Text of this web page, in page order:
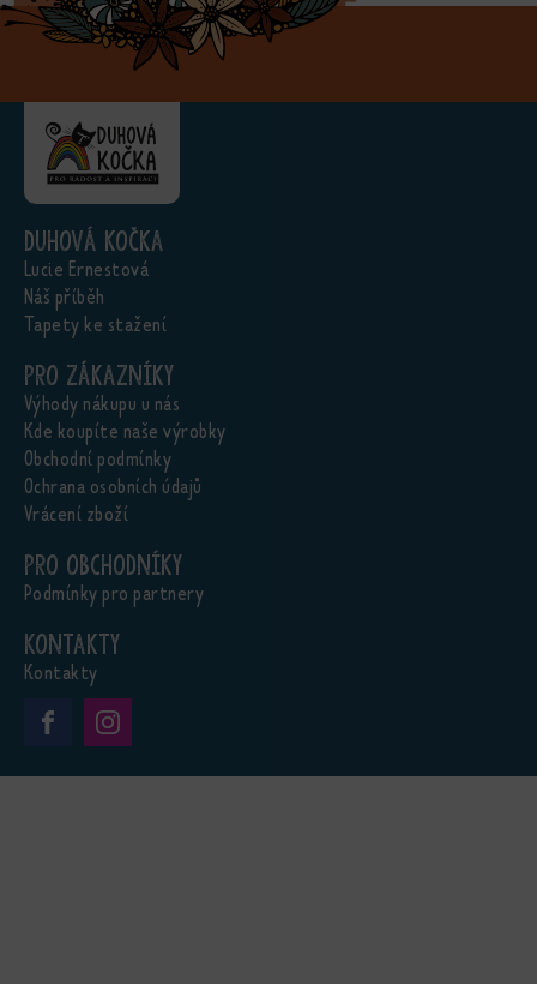
Duhová kočka
Lucie Ernestová
Náš příběh
Tapety ke stažení
Pro zákazníky
Výhody nákupu u nás
Kde koupíte naše výrobky
Obchodní podmínky
Ochrana osobních údajů
Vrácení zboží
Pro obchodníky
Podmínky pro partnery
Kontakty
Kontakty